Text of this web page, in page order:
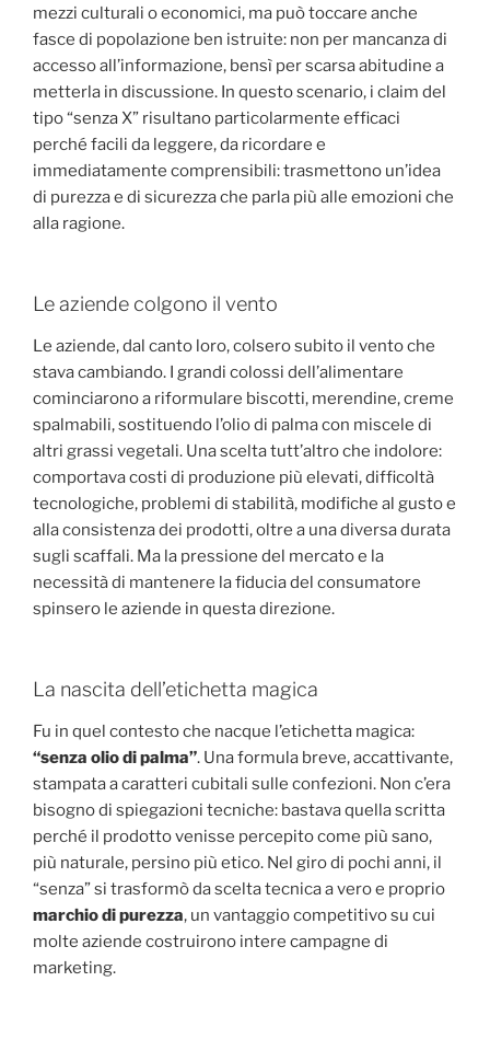
mezzi culturali o economici, ma può toccare anche
fasce di popolazione ben istruite: non per mancanza di
accesso all’informazione, bensì per scarsa abitudine a
metterla in discussione. In questo scenario, i claim del
tipo “senza X” risultano particolarmente efficaci
perché facili da leggere, da ricordare e
immediatamente comprensibili: trasmettono un’idea
di purezza e di sicurezza che parla più alle emozioni che
alla ragione.
Le aziende colgono il vento
Le aziende, dal canto loro, colsero subito il vento che
stava cambiando. I grandi colossi dell’alimentare
cominciarono a riformulare biscotti, merendine, creme
spalmabili, sostituendo l’olio di palma con miscele di
altri grassi vegetali. Una scelta tutt’altro che indolore:
comportava costi di produzione più elevati, difficoltà
tecnologiche, problemi di stabilità, modifiche al gusto e
alla consistenza dei prodotti, oltre a una diversa durata
sugli scaffali. Ma la pressione del mercato e la
necessità di mantenere la fiducia del consumatore
spinsero le aziende in questa direzione.
La nascita dell’etichetta magica
Fu in quel contesto che nacque l’etichetta magica:
“senza olio di palma”. Una formula breve, accattivante,
stampata a caratteri cubitali sulle confezioni. Non c’era
bisogno di spiegazioni tecniche: bastava quella scritta
perché il prodotto venisse percepito come più sano,
più naturale, persino più etico. Nel giro di pochi anni, il
“senza” si trasformò da scelta tecnica a vero e proprio
marchio di purezza, un vantaggio competitivo su cui
molte aziende costruirono intere campagne di
marketing.